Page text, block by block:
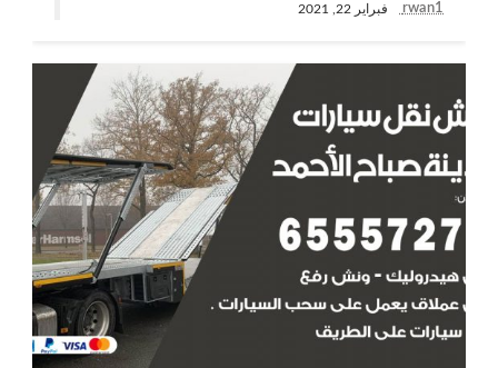
rwan1 فبراير 22, 2021